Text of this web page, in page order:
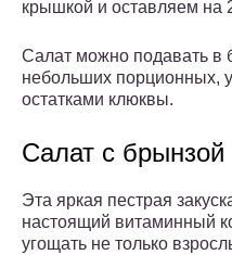
крышкой и оставляем на
Салат можно подавать в
небольших порционных,
остатками клюквы.
Салат с брынзой
Эта яркая пестрая
настоящий витаминный
угощать не только